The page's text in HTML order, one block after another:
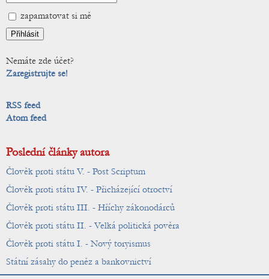
zapamatovat si mě
Nemáte zde účet?
Zaregistrujte se!
RSS feed
Atom feed
Poslední články autora
Člověk proti státu V. - Post Scriptum
Člověk proti státu IV. - Přicházející otroctví
Člověk proti státu III. - Hříchy zákonodárců
Člověk proti státu II. - Velká politická pověra
Člověk proti státu I. - Nový toryismus
Státní zásahy do peněz a bankovnictví